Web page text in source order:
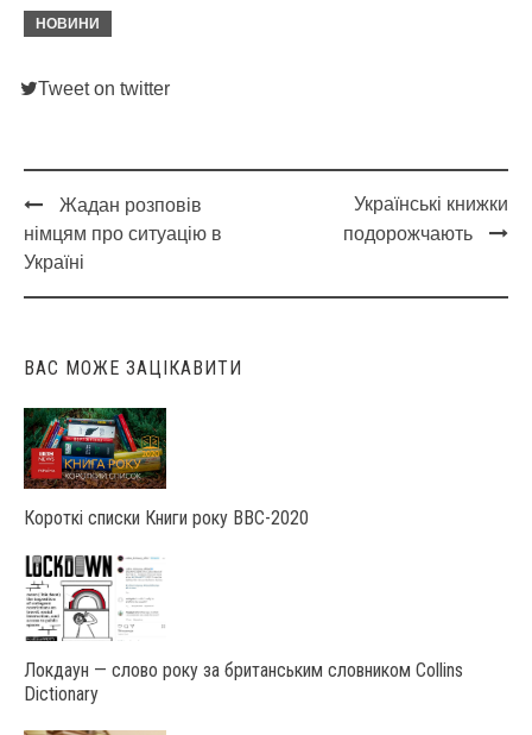
НОВИНИ
Tweet on twitter
Post
navigation
Жадан розповів
німцям про ситуацію в
Україні
Українські книжки
подорожчають
ВАС МОЖЕ ЗАЦІКАВИТИ
Короткі списки Книги року ВВС-2020
Локдаун — слово року за британським словником Collins
Dictionary